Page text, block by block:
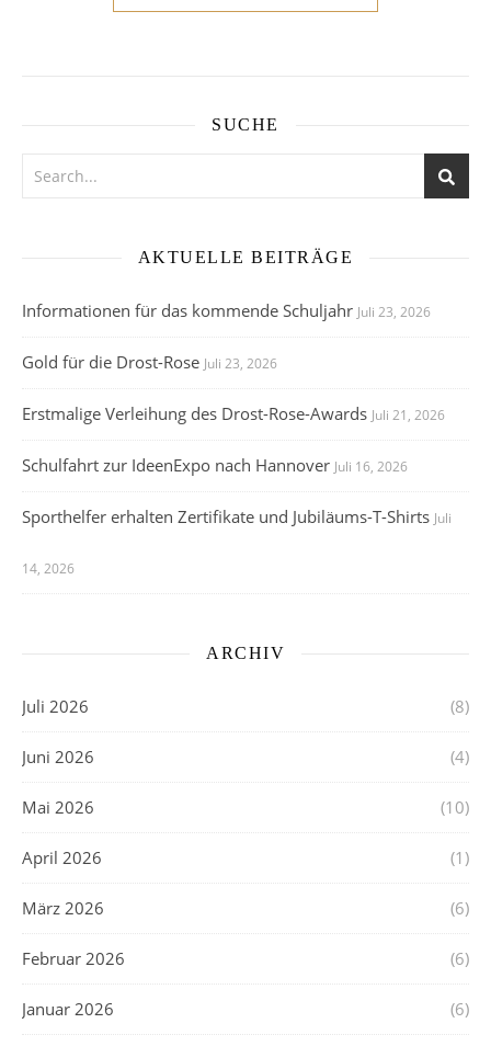
SUCHE
AKTUELLE BEITRÄGE
Informationen für das kommende Schuljahr Juli 23, 2026
Gold für die Drost-Rose Juli 23, 2026
Erstmalige Verleihung des Drost-Rose-Awards Juli 21, 2026
Schulfahrt zur IdeenExpo nach Hannover Juli 16, 2026
Sporthelfer erhalten Zertifikate und Jubiläums-T-Shirts Juli
14, 2026
ARCHIV
Juli 2026 (8)
Juni 2026 (4)
Mai 2026 (10)
April 2026 (1)
März 2026 (6)
Februar 2026 (6)
Januar 2026 (6)